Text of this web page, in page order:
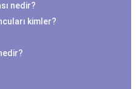
nedir?
kimler?